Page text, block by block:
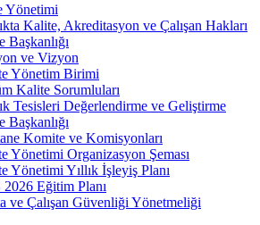
Yönetimi
Kalite, Akreditasyon ve Çalışan Hakları
Başkanlığı
ve Vizyon
Yönetim Birimi
Kalite Sorumluları
Tesisleri Değerlendirme ve Geliştirme
Başkanlığı
Komite ve Komisyonları
Yönetimi Organizasyon Şeması
Yönetimi Yıllık İşleyiş Planı
2026 Eğitim Planı
ve Çalışan Güvenliği Yönetmeliği